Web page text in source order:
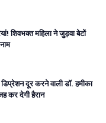
शिवभक्त महिला ने जुड़वा बेटों
दूर करने वाली डॉ. हमीका
कर देगी हैरान